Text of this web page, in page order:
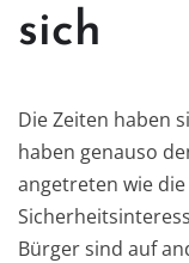
sich
Die Zeiten haben
haben genauso
angetreten wie
Bürger sind auf